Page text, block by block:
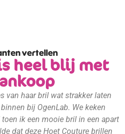
vertellen
heel blij met
van haar bril wat strakker laten
bij OgenLab. We keken
ik een mooie bril in een apart
dat deze Hoet Couture brillen